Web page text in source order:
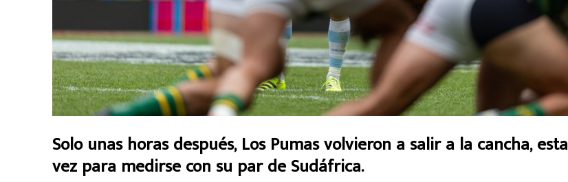
Solo unas horas después, Los Pumas volvieron a salir a la cancha, esta
vez para medirse con su par de Sudáfrica.